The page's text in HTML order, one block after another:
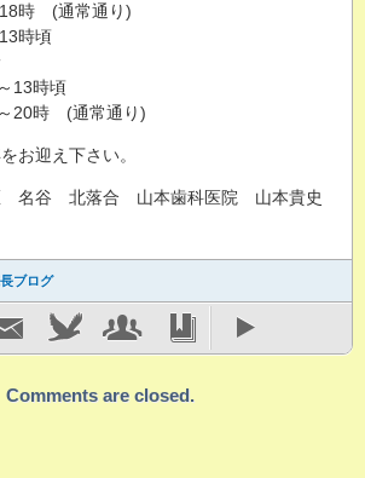
時 (通常通り)
時頃
時頃
時 (通常通り)
お迎え下さい。
谷 北落合 山本歯科医院 山本貴史
ブログ
Comments are closed.